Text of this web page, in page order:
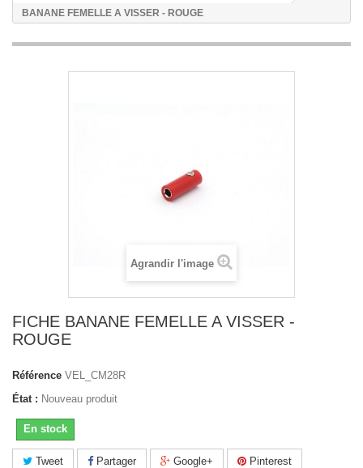
BANANE FEMELLE A VISSER - ROUGE
Agrandir l'image
FICHE BANANE FEMELLE A VISSER -
ROUGE
Référence VEL_CM28R
État : Nouveau produit
En stock
Tweet Partager Google+ Pinterest